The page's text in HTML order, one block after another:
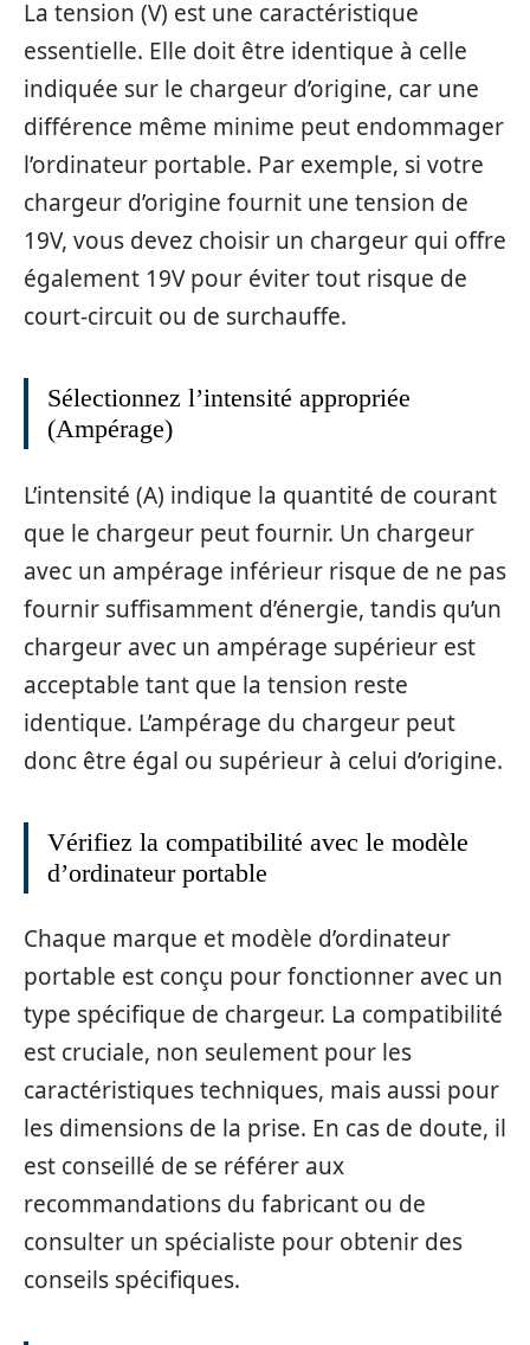
La tension (V) est une caractéristique
essentielle. Elle doit être identique à celle
indiquée sur le chargeur d’origine, car une
différence même minime peut endommager
l’ordinateur portable. Par exemple, si votre
chargeur d’origine fournit une tension de
19V, vous devez choisir un chargeur qui offre
également 19V pour éviter tout risque de
court-circuit ou de surchauffe.
Sélectionnez l’intensité appropriée
(Ampérage)
L’intensité (A) indique la quantité de courant
que le chargeur peut fournir. Un chargeur
avec un ampérage inférieur risque de ne pas
fournir suffisamment d’énergie, tandis qu’un
chargeur avec un ampérage supérieur est
acceptable tant que la tension reste
identique. L’ampérage du chargeur peut
donc être égal ou supérieur à celui d’origine.
Vérifiez la compatibilité avec le modèle
d’ordinateur portable
Chaque marque et modèle d’ordinateur
portable est conçu pour fonctionner avec un
type spécifique de chargeur. La compatibilité
est cruciale, non seulement pour les
caractéristiques techniques, mais aussi pour
les dimensions de la prise. En cas de doute, il
est conseillé de se référer aux
recommandations du fabricant ou de
consulter un spécialiste pour obtenir des
conseils spécifiques.